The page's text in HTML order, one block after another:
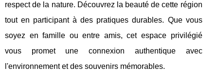
respect de la nature. Découvrez la beauté de cette région
tout en participant à des pratiques durables. Que vous
soyez en famille ou entre amis, cet espace privilégié
vous promet une connexion authentique avec
l'environnement et des souvenirs mémorables.